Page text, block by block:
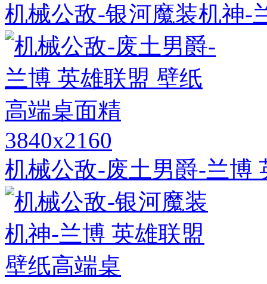
机械公敌-银河魔装机神-
3840x2160
机械公敌-废土男爵-兰博